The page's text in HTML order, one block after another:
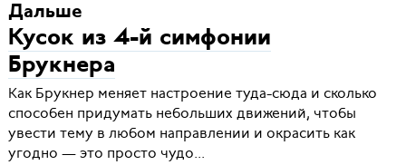
Дальше
Кусок из 4-й симфонии
Брукнера
Как Брукнер меняет настроение туда-сюда и сколько
способен придумать небольших движений, чтобы
увести тему в любом направлении и окрасить как
угодно — это просто чудо...